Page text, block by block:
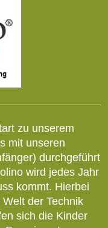
zu unserem
mit unseren
durchgeführt
wird jedes Jahr
kommt. Hierbei
der Technik
sich die Kinder